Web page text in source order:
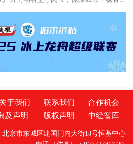
责任，近期，四川天府银行成都分行全
夏日送清凉系列普惠公益行动，通过设
劳动者清凉驿站、深入一线走访慰问等
式，为户外一线工作者送去防暑保障与
关于我们 联系我们
合作机会
及声明
版权声明 中经智库
北京市东城区建国门内大街18号恒基中心